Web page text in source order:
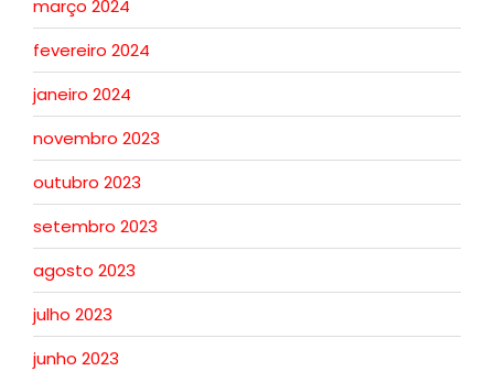
março 2024
fevereiro 2024
janeiro 2024
novembro 2023
outubro 2023
setembro 2023
agosto 2023
julho 2023
junho 2023